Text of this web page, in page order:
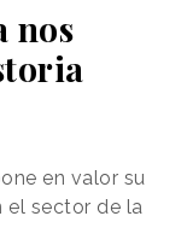
nos
en valor su
el sector de la